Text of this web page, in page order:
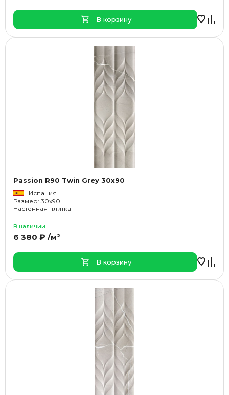
В корзину
Passion R90 Twin Grey 30x90
Испания
Размер: 30x90
Настенная плитка
В наличии
6 380 ₽ /м²
В корзину